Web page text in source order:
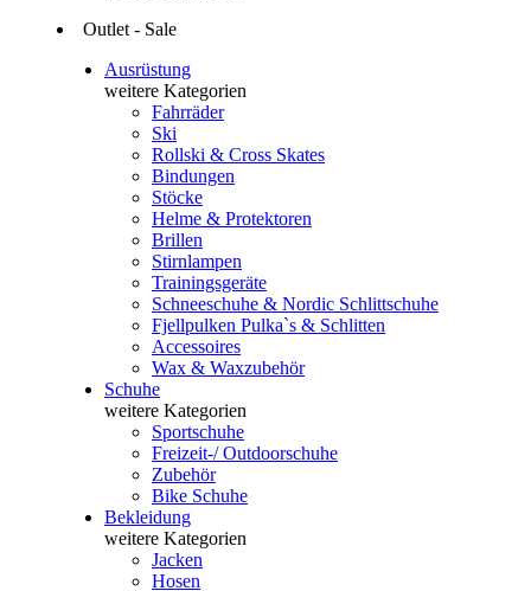
Outlet - Sale
Ausrüstung
weitere Kategorien
Fahrräder
Ski
Rollski & Cross Skates
Bindungen
Stöcke
Helme & Protektoren
Brillen
Stirnlampen
Trainingsgeräte
Schneeschuhe & Nordic Schlittschuhe
Fjellpulken Pulka`s & Schlitten
Accessoires
Wax & Waxzubehör
Schuhe
weitere Kategorien
Sportschuhe
Freizeit-/ Outdoorschuhe
Zubehör
Bike Schuhe
Bekleidung
weitere Kategorien
Jacken
Hosen